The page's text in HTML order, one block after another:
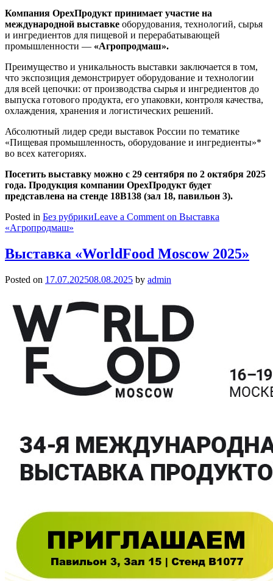
Компания ОрехПродукт принимает участие на
международной выставке оборудования, технологий, сырья
и ингредиентов для пищевой и перерабатывающей
промышленности — «Агропродмаш».
Преимущество и уникальность выставки заключается в том,
что экспозиция демонстрирует оборудование и технологии
для всей цепочки: от производства сырья и ингредиентов до
выпуска готового продукта, его упаковки, контроля качества,
охлаждения, хранения и логистических решений.
Абсолютный лидер среди выставок России по тематике
«Пищевая промышленность, оборудование и ингредиенты»*
во всех категориях.
Посетить выставку можно с 29 сентября по 2 октября 2025
года. Продукция компании ОрехПродукт будет
представлена на стенде 18В138 (зал 18, павильон 3).
Posted in Без рубрикиLeave a Comment on Выставка
«Агропродмаш»
Выставка «WorldFood Moscow 2025»
Posted on 17.07.202508.08.2025 by admin